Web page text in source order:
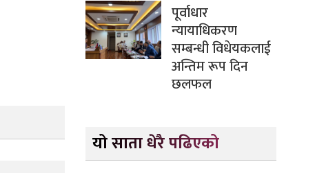
पूर्वाधार
न्यायाधिकरण
सम्बन्धी विधेयकलाई
अन्तिम रूप दिन
छलफल
यो साता धेरै पढिएको